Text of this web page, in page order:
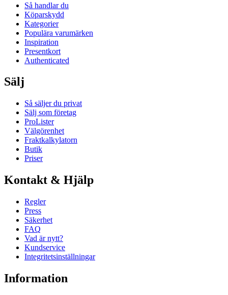
Så handlar du
Köparskydd
Kategorier
Populära varumärken
Inspiration
Presentkort
Authenticated
Sälj
Så säljer du privat
Sälj som företag
ProLister
Välgörenhet
Fraktkalkylatorn
Butik
Priser
Kontakt & Hjälp
Regler
Press
Säkerhet
FAQ
Vad är nytt?
Kundservice
Integritetsinställningar
Information